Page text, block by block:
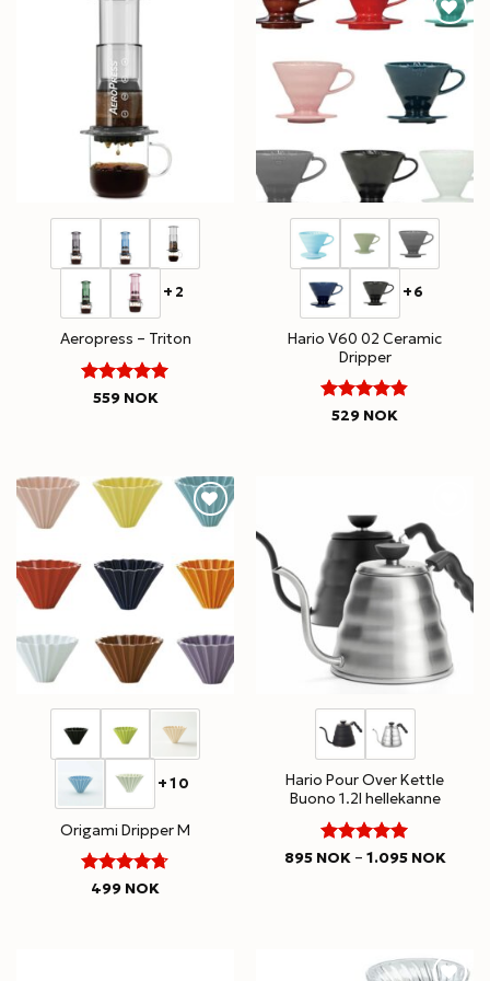
+2
Aeropress – Triton
Rated5
559 NOK
+6
Hario V60 02 Ceramic
Dripper
Rated4.8
529 NOK
+10
Origami Dripper M
Rated
499 NOK
Hario Pour Over Kettle
Buono 1.2l hellekanne
Rated5
895 NOK – 1.095 NOKPrice